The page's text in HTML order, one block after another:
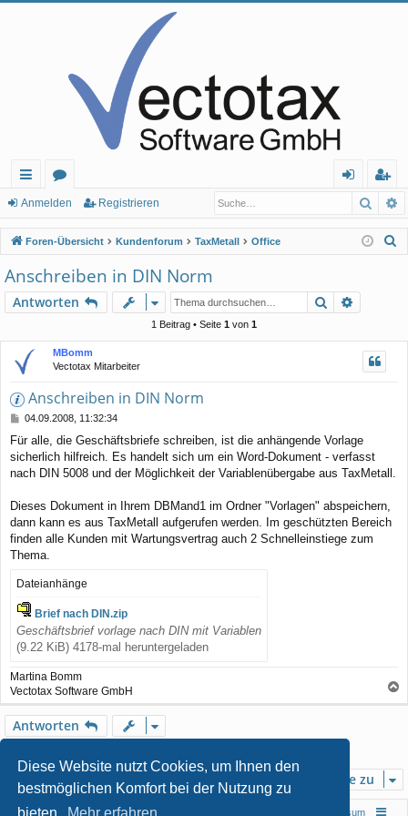
Diese Website nutzt Cookies, um Ihnen den
bestmöglichen Komfort bei der Nutzung zu
ch
ne
llz
ug
rif
f
or
en
m
el
n
eg
ist
rie
Anmelden Registrieren
Foren-Übersicht Kundenforum TaxMetall Office
Anschreiben in DIN Norm
Antworten Suche
1 Beitrag • Seite 1 von 1
MBomm
Vectotax Mitarbeiter
Anschreiben in DIN Norm
B
i
t
r
04.09.2008, 11:32:34
Für alle, die Geschäftsbriefe schreiben, ist die anhängende Vorlage
sicherlich hilfreich. Es handelt sich um ein Word-Dokument - verfasst
nach DIN 5008 und der Möglichkeit der Variablenübergabe aus TaxMetall.
Dieses Dokument in Ihrem DBMand1 im Ordner "Vorlagen" abspeichern,
dann kann es aus TaxMetall aufgerufen werden. Im geschützten Bereich
finden alle Kunden mit Wartungsvertrag auch 2 Schnelleinstiege zum
Thema.
Dateianhänge
Brief nach DIN.zip
Geschäftsbrief vorlage nach DIN mit Variablen
(9.22 KiB) 4178-mal heruntergeladen
Martina Bomm
Vectotax Software GmbH
a
n
Antworten
Gehe zu
Foren-Übersicht Impressum